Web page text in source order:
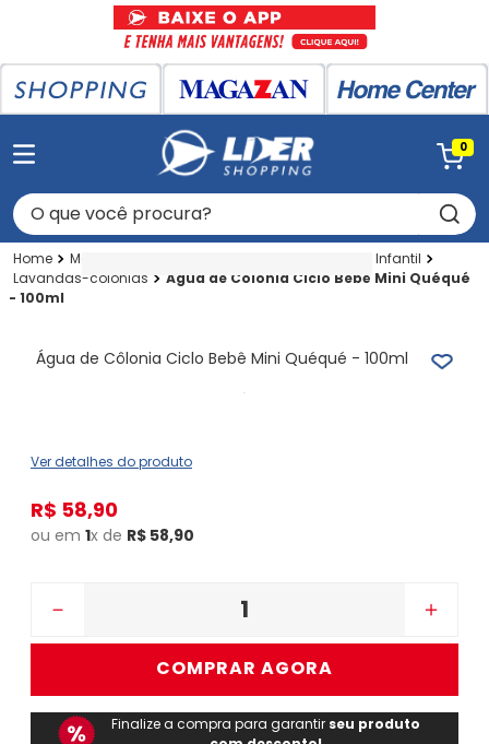
0
O que você procura?
Magazan
Higiene Infantil
Lavandas-colonias
Água de Côlonia Ciclo Bebê Mini Quéqué
- 100ml
Água de Côlonia Ciclo Bebê Mini Quéqué - 100ml
Ver detalhes do produto
R$ 58,90
ou em 1x de R$ 58,90
＋
－
COMPRAR AGORA
Finalize a compra para garantir seu produto